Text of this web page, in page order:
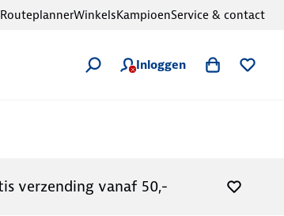
Inloggen
RouteplannerWinkelsKampioenService & contact
verzending vanaf 50,-